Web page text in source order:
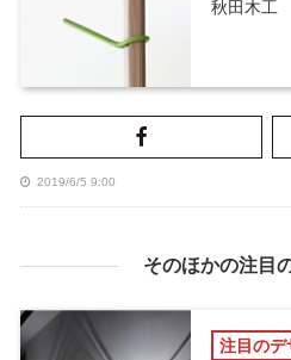
秋田木工
2019/6/5 9:00
そのほかの注目
注目のデ